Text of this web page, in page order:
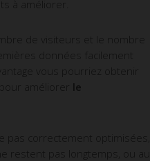
à améliorer.
de visiteurs et le nombre
données facilement
vous pourriez obtenir
améliorer le
pas correctement optimisées,
restent pas longtemps, ou au